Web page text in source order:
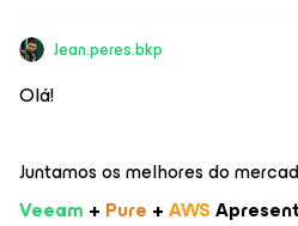
Jean.peres.bkp
Olá!
Juntamos os melhores do
Veeam + Pure +AWS